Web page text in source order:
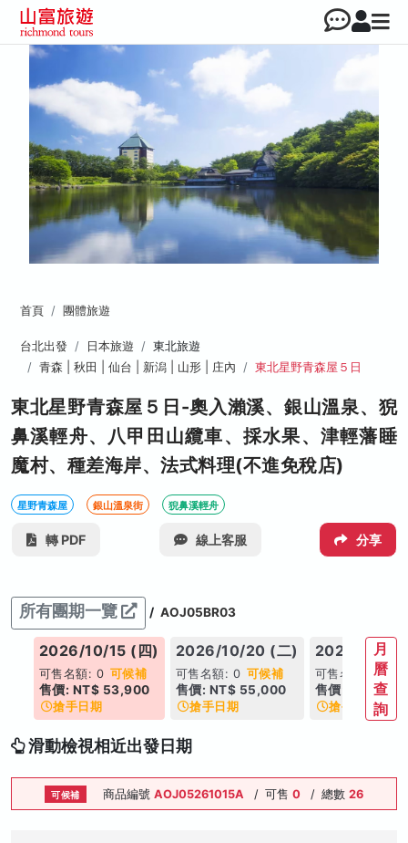
首頁 團體旅遊
台北出發 日本旅遊
東北旅遊
青森 | 秋田 | 仙台 | 新潟 | 山形 | 庄內
東北星野青森屋５日
東北星野青森屋５日-奧入瀨溪、銀山溫泉、猊
鼻溪輕舟、八甲田山纜車、採水果、津輕藩睡
魔村、種差海岸、法式料理(不進免稅店)
星野青森屋 銀山溫泉街 猊鼻溪輕舟
轉 PDF 線上客服 分享
所有團期一覽 / AOJ05BR03
2026/10/15 (四)
可售名額: 0 可候補
售價: NT$ 53,900
搶手日期
2026/10/20 (二)
可售名額: 0 可候補
售價: NT$ 55,000
搶手日期
2026/11/19
可售名額: 5
售價: NT$
搶手日期
月
曆
查
詢
滑動檢視相近出發日期
可候補 商品編號 AOJ05261015A / 可售 0 / 總數 26